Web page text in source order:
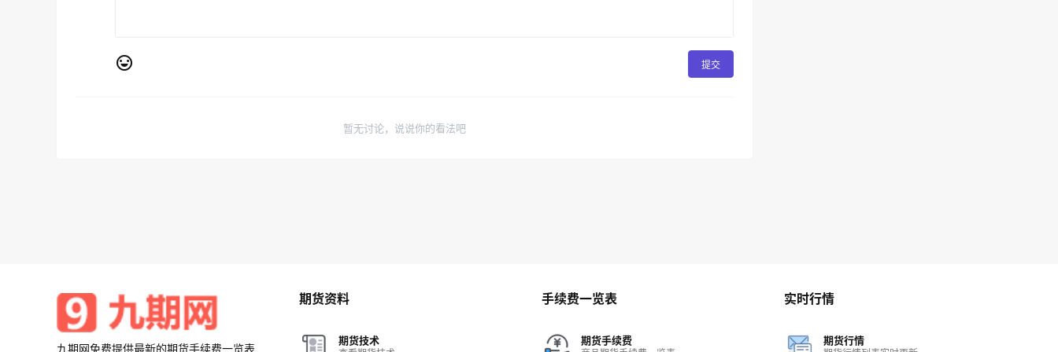
提交
暂无讨论，说说你的看法吧
九期网免费提供最新的期货手续费一览表
期货资料
期货技术
手续费一览表
期货手续费
实时行情
期货行情